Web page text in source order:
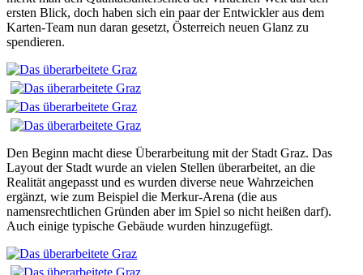
ersten Blick, doch haben sich ein paar der Entwickler aus dem
Karten-Team nun daran gesetzt, Österreich neuen Glanz zu
spendieren.
Den Beginn macht diese Überarbeitung mit der Stadt Graz. Das
Layout der Stadt wurde an vielen Stellen überarbeitet, an die
Realität angepasst und es wurden diverse neue Wahrzeichen
ergänzt, wie zum Beispiel die Merkur-Arena (die aus
namensrechtlichen Gründen aber im Spiel so nicht heißen darf).
Auch einige typische Gebäude wurden hinzugefügt.